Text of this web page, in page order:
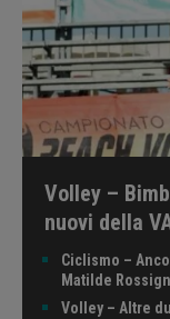
Volley –
nuovi della
Ciclismo –
Matilde
Volley – Altre